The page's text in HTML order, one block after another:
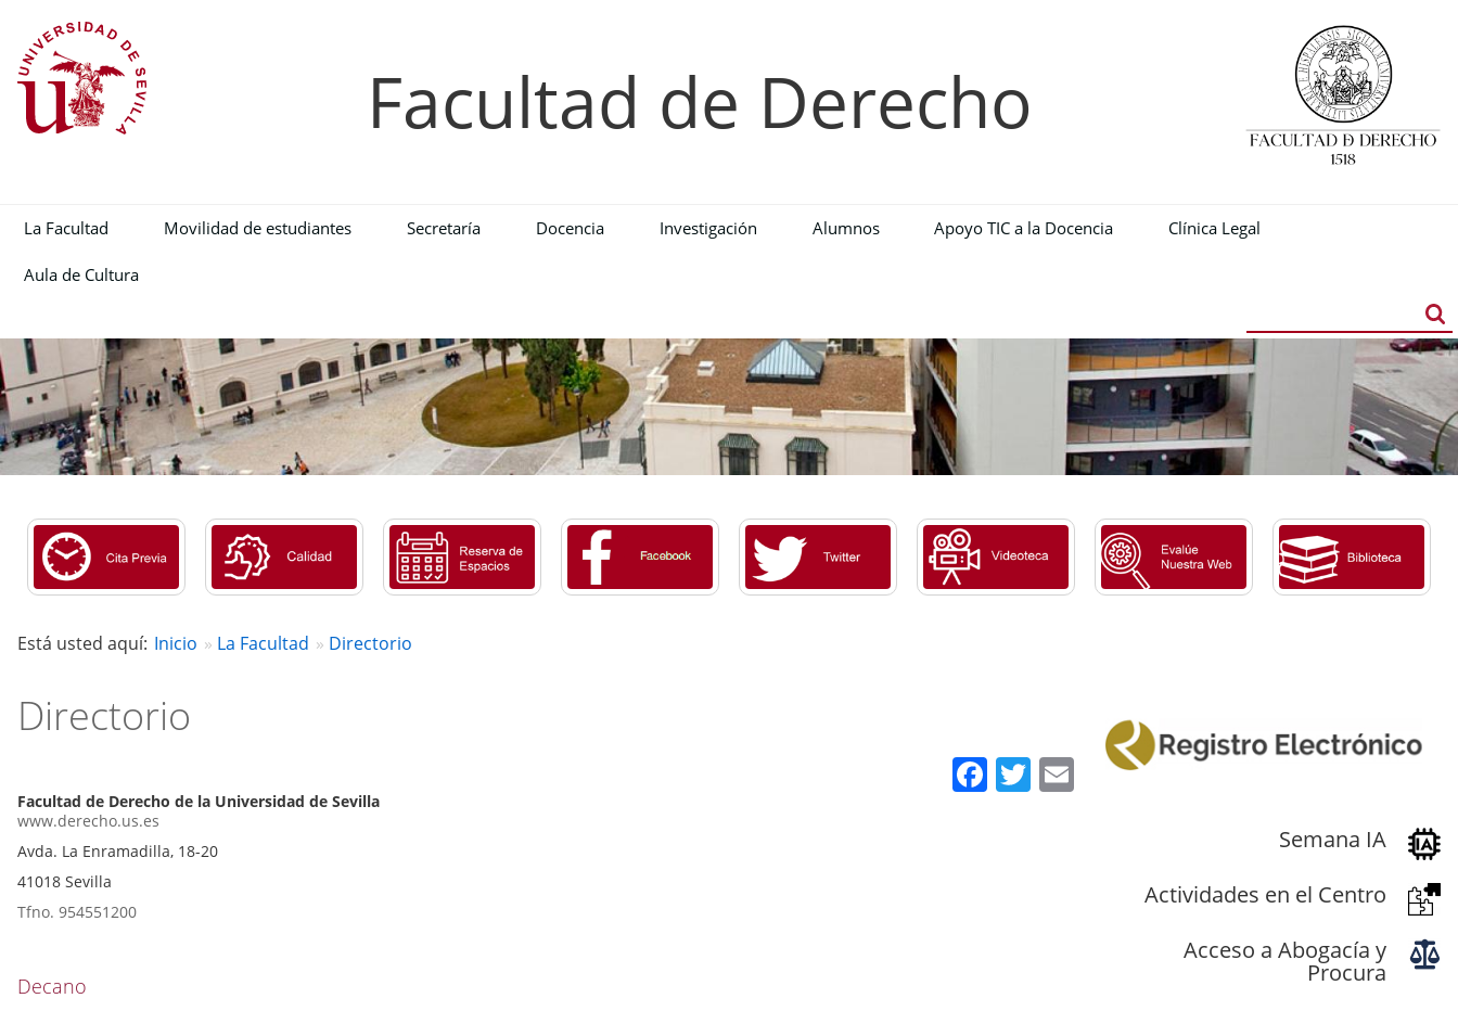
Facultad de Derecho
La Facultad Movilidad de estudiantes Secretaría Docencia Investigación Alumnos Apoyo TIC a la Docencia Clínica Legal
Aula de Cultura
Está usted aquí: Inicio La Facultad Directorio
Directorio
Facebook
Twitter
Email
Facultad de Derecho de la Universidad de Sevilla
www.derecho.us.es
Avda. La Enramadilla, 18-20
41018 Sevilla
Tfno. 954551200
Decano
Semana IA
Actividades en el Centro
Acceso a Abogacía y
Procura